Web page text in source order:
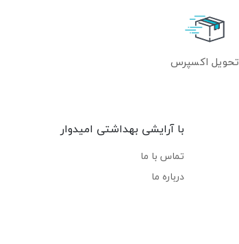
تحویل اکسپرس
با آرایشی بهداشتی امیدوار
تماس با ما
درباره ما